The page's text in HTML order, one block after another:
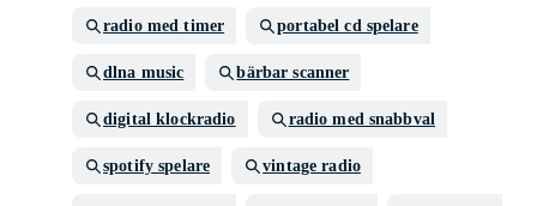
radio med timer portabel cd spelare
dlna music bärbar scanner
digital klockradio radio med snabbval
spotify spelare vintage radio